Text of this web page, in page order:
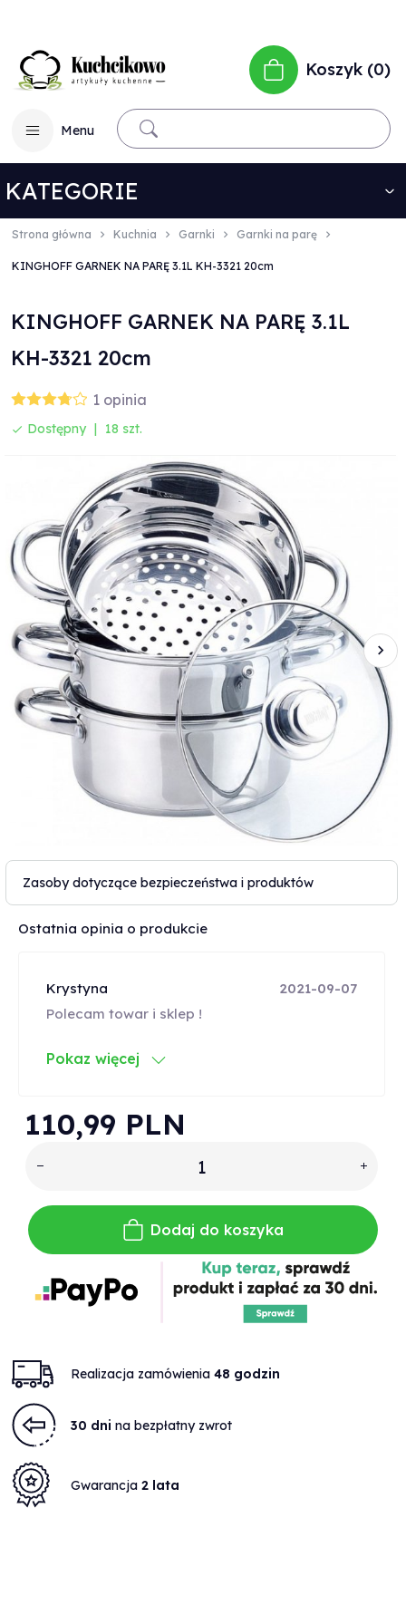
Menu
Koszyk 0
KATEGORIE
Strona główna Kuchnia Garnki Garnki na parę
KINGHOFF GARNEK NA PARĘ 3.1L KH-3321 20cm
KINGHOFF GARNEK NA PARĘ 3.1L
KH-3321 20cm
1 opinia
Dostępny 18 szt.
Zasoby dotyczące bezpieczeństwa i produktów
Ostatnia opinia o produkcie
Krystyna
2021-09-07
Polecam towar i sklep !
Pokaz więcej
110,99 PLN
Dodaj do koszyka
Realizacja zamówienia 48 godzin
30 dni na bezpłatny zwrot
Gwarancja 2 lata